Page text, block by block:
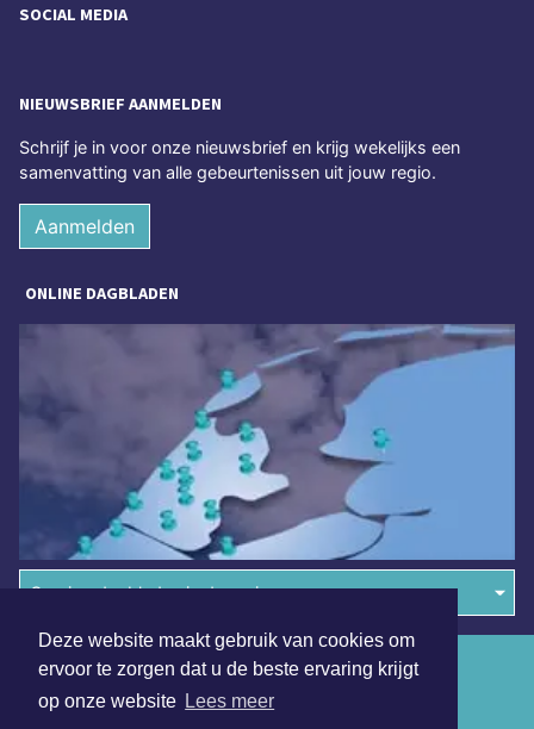
Deze website maakt gebruik van cookies om
ervoor te zorgen dat u de beste ervaring krijgt
op onze website Lees meer
SOCIAL MEDIA
NIEUWSBRIEF AANMELDEN
Schrijf je in voor onze nieuwsbrief en krijg wekelijks een
samenvatting van alle gebeurtenissen uit jouw regio.
Aanmelden
ONLINE DAGBLADEN
Overige dagbladen in de regio
Algemene voorwaarden
Disclaimer